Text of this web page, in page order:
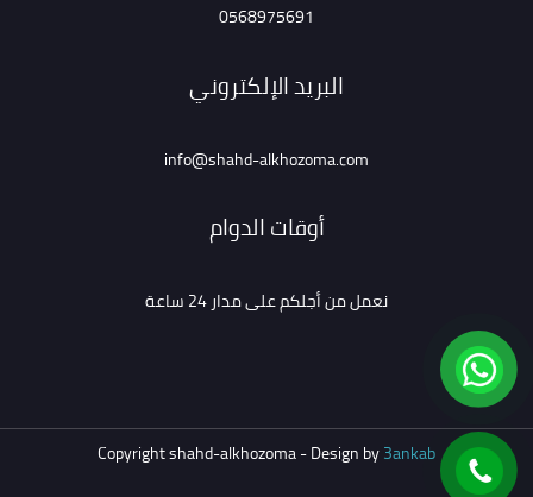
0568975691
البريد الإلكتروني
info@shahd-alkhozoma.com
أوقات الدوام
نعمل من أجلكم على مدار 24 ساعة
Copyright shahd-alkhozoma - Design by3ankab